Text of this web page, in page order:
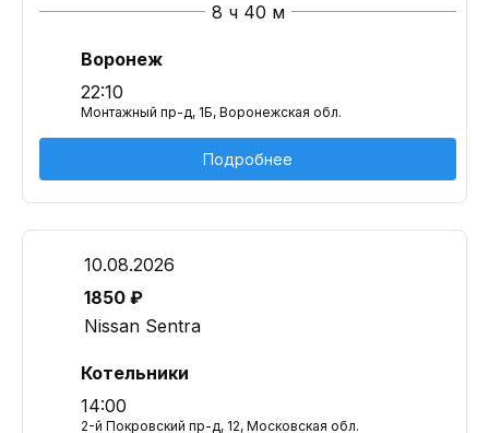
8 ч 40 м
Воронеж
22:10
Монтажный пр-д, 1Б, Воронежская обл.
Подробнее
10.08.2026
1850 ₽
Nissan Sentra
Котельники
14:00
2-й Покровский пр-д, 12, Московская обл.